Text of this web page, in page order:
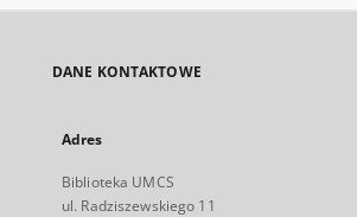
DANE KONTAKTOWE
Adres
Biblioteka UMCS
ul. Radziszewskiego 11